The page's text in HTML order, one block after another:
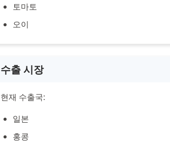
토마토
오이
수출 시장
현재 수출국:
일본
홍콩